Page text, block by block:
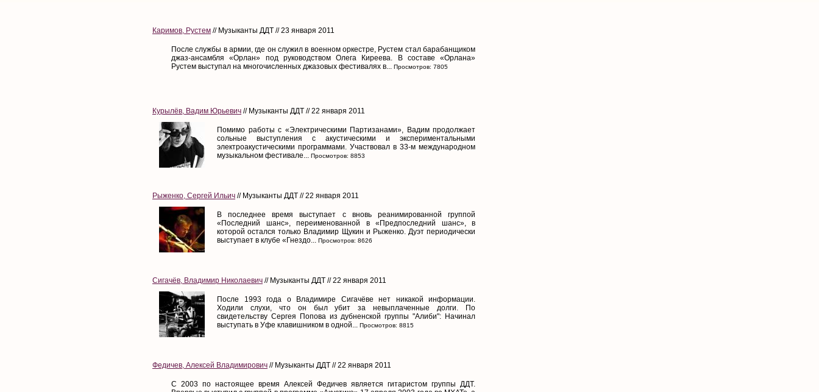
Каримов, Рустем // Музыканты ДДТ // 23 января 2011
После службы в армии, где он служил в военном оркестре, Рустем стал барабанщиком
джаз-ансамбля «Орлан» под руководством Олега Киреева. В составе «Орлана»
Рустем выступал на многочисленных джазовых фестивалях в... Просмотров: 7805
Курылёв, Вадим Юрьевич // Музыканты ДДТ // 22 января 2011
Помимо работы с «Электрическими Партизанами», Вадим продолжает
сольные выступления с акустическими и экспериментальными
электроакустическими программами. Участвовал в 33-м международном
музыкальном фестивале... Просмотров: 8853
Рыженко, Сергей Ильич // Музыканты ДДТ // 22 января 2011
В последнее время выступает с вновь реанимированной группой
«Последний шанс», переименованной в «Предпоследний шанс», в
которой остался только Владимир Щукин и Рыженко. Дуэт периодически
выступает в клубе «Гнездо... Просмотров: 8626
Сигачёв, Владимир Николаевич // Музыканты ДДТ // 22 января 2011
После 1993 года о Владимире Сигачёве нет никакой информации.
Ходили слухи, что он был убит за невыплаченные долги. По
свидетельству Сергея Попова из дубненской группы "Алиби": Начинал
выступать в Уфе клавишником в одной... Просмотров: 8815
Федичев, Алексей Владимирович // Музыканты ДДТ // 22 января 2011
С 2003 по настоящее время Алексей Федичев является гитаристом группы ДДТ.